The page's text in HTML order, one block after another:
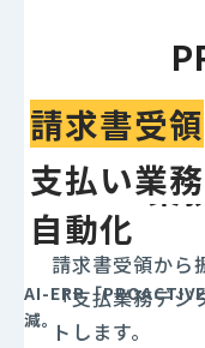
請求書受領
支払い業
自動化
AI-ERP「
減。
オフ
会計業
請求書受領から
「支払業務デジ
トします。